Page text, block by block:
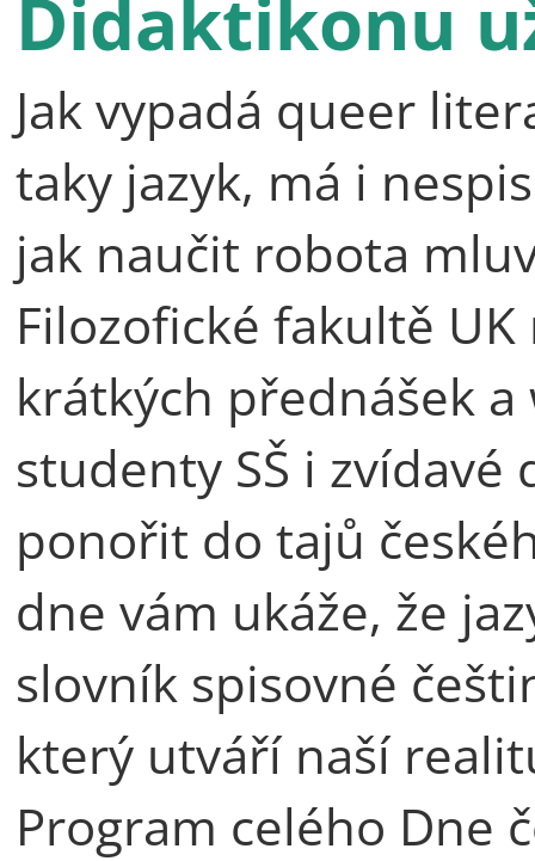
Didaktikonu
Jak vypadá queer
taky jazyk, má i
jak naučit robota
Filozofické fakultě
krátkých přednášek
studenty SŠ i
ponořit do tajů
dne vám ukáže, že
slovník spisovné
který utváří naší
Program celého Dne